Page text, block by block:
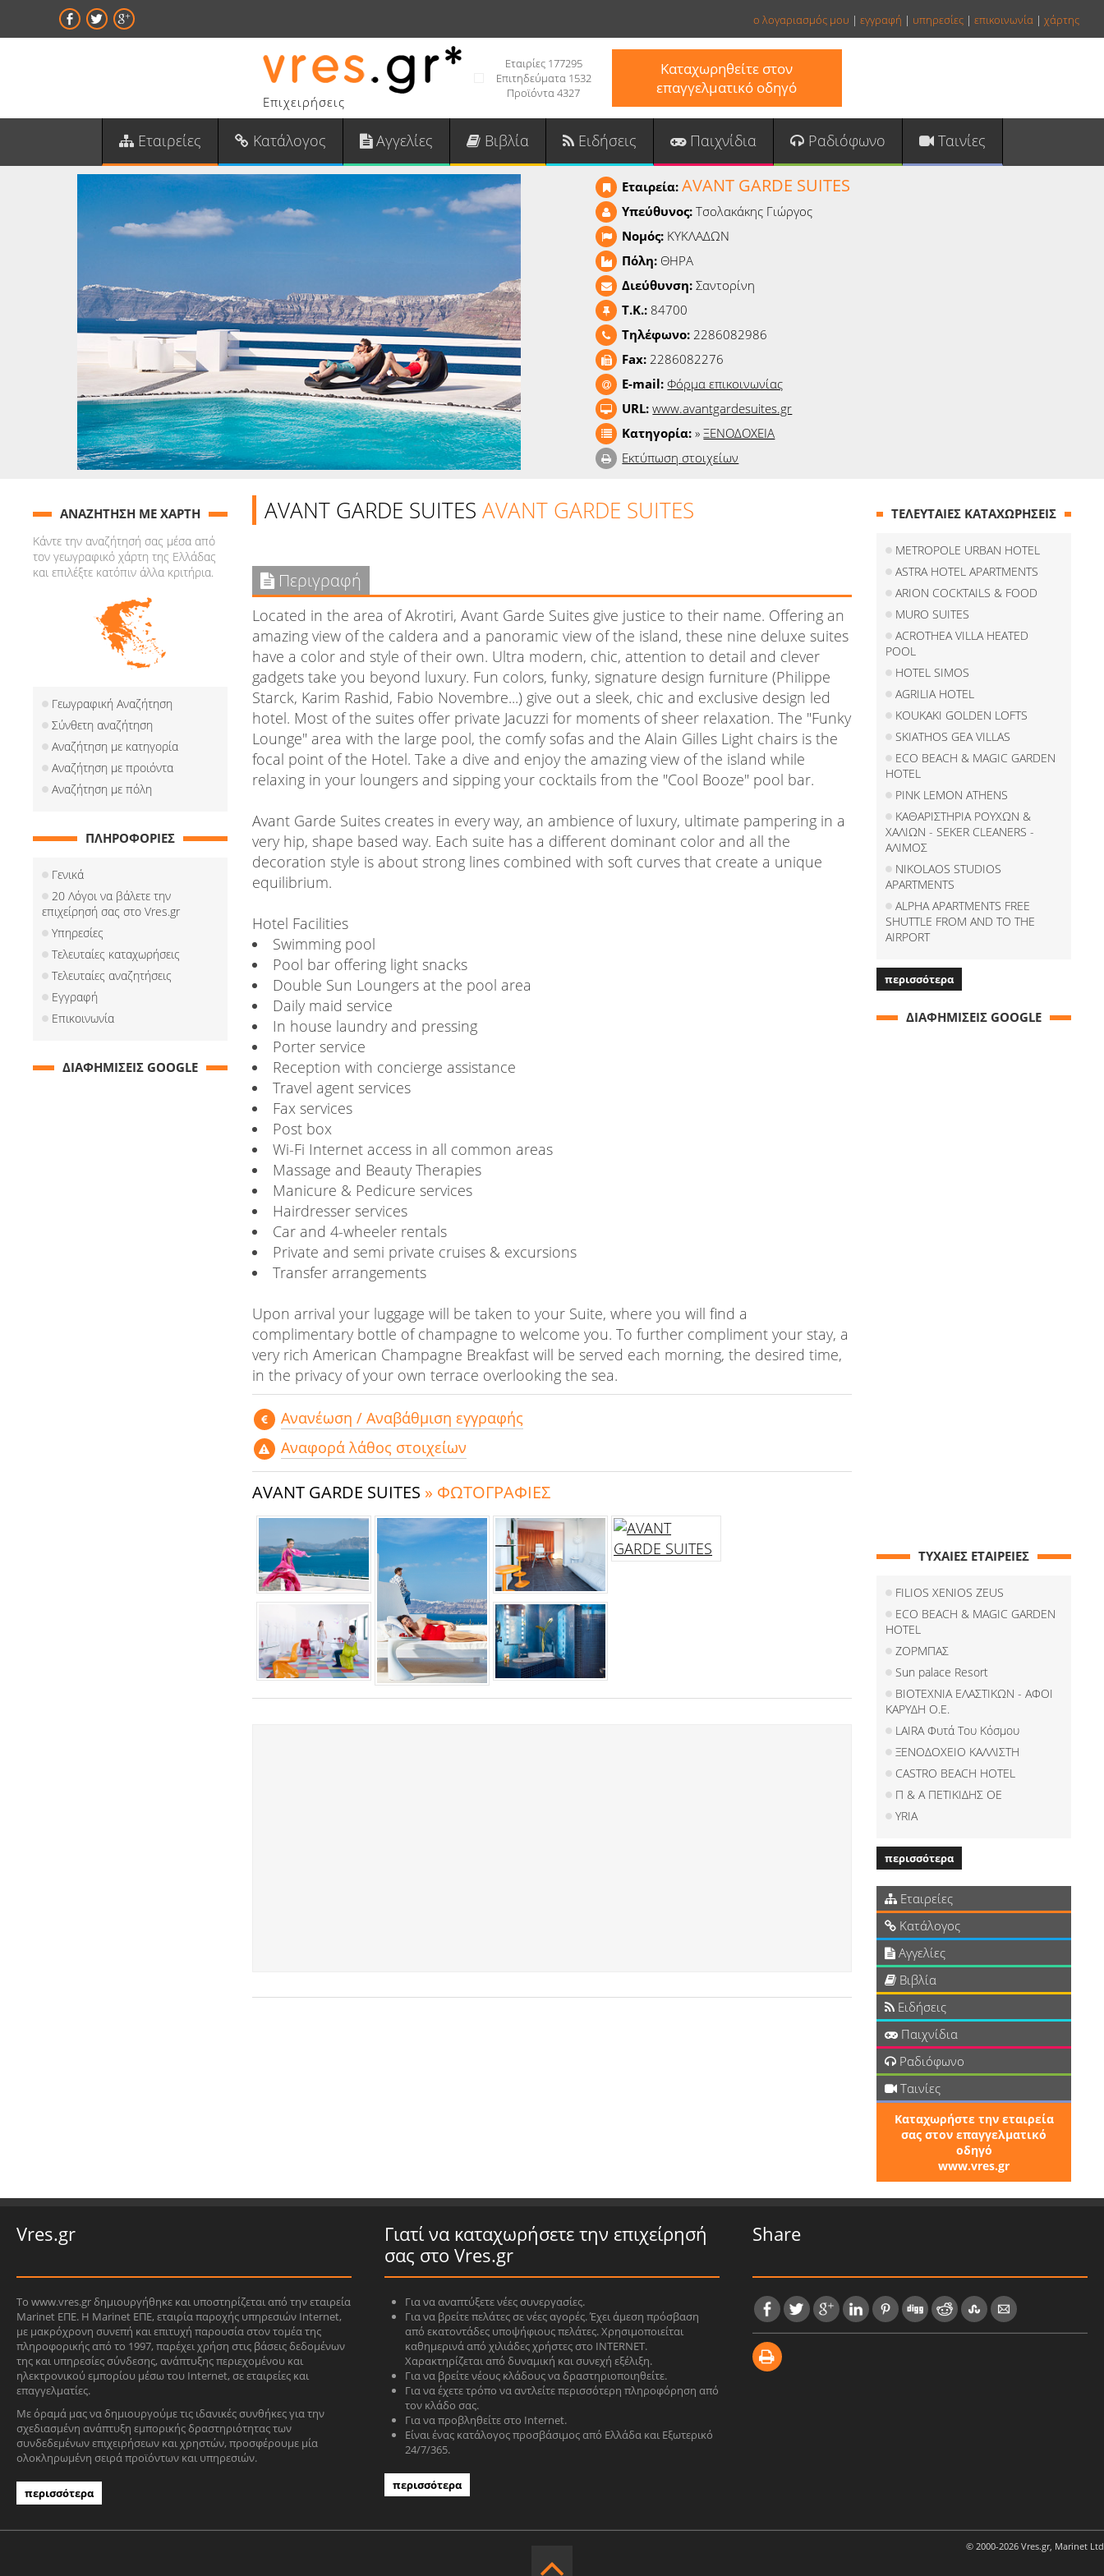
ο λογαριασμός μου | εγγραφή | υπηρεσίες | επικοινωνία | χάρτης
Επιχειρήσεις
Εταιρίες 177295
Επιτηδεύματα 1532
Προϊόντα 4327
Καταχωρηθείτε στον
επαγγελματικό οδηγό
Εταιρείες Κατάλογος Αγγελίες Βιβλία Ειδήσεις Παιχνίδια Ραδιόφωνο Ταινίες
Εταιρεία:AVANT GARDE SUITES
Υπεύθυνος:Τσολακάκης Γιώργος
Νομός: ΚΥΚΛΑΔΩΝ
Πόλη: ΘΗΡΑ
Διεύθυνση:Σαντορίνη
T.K.: 84700
Τηλέφωνο:2286082986
Fax:2286082276
E-mail:Φόρμα επικοινωνίας
URL:www.avantgardesuites.gr
Κατηγορία:»ΞΕΝΟΔΟΧΕΙΑ
Εκτύπωση στοιχείων
AVANT GARDE SUITES AVANT GARDE SUITES
Περιγραφή
Located in the area of Akrotiri, Avant Garde Suites give justice to their name. Offering an
amazing view of the caldera and a panoramic view of the island, these nine deluxe suites
have a color and style of their own. Ultra modern, chic, attention to detail and clever
gadgets take you beyond luxury. Fun colors, funky, signature design furniture (Philippe
Starck, Karim Rashid, Fabio Novembre...) give out a sleek, chic and exclusive design led
hotel. Most of the suites offer private Jacuzzi for moments of sheer relaxation. The "Funky
Lounge" area with the large pool, the comfy sofas and the Alain Gilles Light chairs is the
focal point of the Hotel. Take a dive and enjoy the amazing view of the island while
relaxing in your loungers and sipping your cocktails from the "Cool Booze" pool bar.
Avant Garde Suites creates in every way, an ambience of luxury, ultimate pampering in a
very hip, shape based way. Each suite has a different dominant color and all the
decoration style is about strong lines combined with soft curves that create a unique
equilibrium.
Hotel Facilities
Swimming pool
Pool bar offering light snacks
Double Sun Loungers at the pool area
Daily maid service
In house laundry and pressing
Porter service
Reception with concierge assistance
Travel agent services
Fax services
Post box
Wi-Fi Internet access in all common areas
Massage and Beauty Therapies
Manicure & Pedicure services
Hairdresser services
Car and 4-wheeler rentals
Private and semi private cruises & excursions
Transfer arrangements
Upon arrival your luggage will be taken to your Suite, where you will find a
complimentary bottle of champagne to welcome you. To further compliment your stay, a
very rich American Champagne Breakfast will be served each morning, the desired time,
in the privacy of your own terrace overlooking the sea.
Aνανέωση / Αναβάθμιση εγγραφής
Αναφορά λάθος στοιχείων
AVANT GARDE SUITES » ΦΩΤΟΓΡΑΦΙΕΣ
ΑΝΑΖΗΤΗΣΗ ΜΕ ΧΑΡΤΗ
Κάντε την αναζήτησή σας μέσα από
τον γεωγραφικό χάρτη της Ελλάδας
και επιλέξτε κατόπιν άλλα κριτήρια.
Γεωγραφική Αναζήτηση
Σύνθετη αναζήτηση
Αναζήτηση με κατηγορία
Αναζήτηση με προιόντα
Αναζήτηση με πόλη
ΠΛΗΡΟΦΟΡΙΕΣ
Γενικά
20 Λόγοι να βάλετε την
επιχείρησή σας στο Vres.gr
Υπηρεσίες
Τελευταίες καταχωρήσεις
Τελευταίες αναζητήσεις
Εγγραφή
Επικοινωνία
ΔΙΑΦΗΜΙΣΕΙΣ GOOGLE
ΤΕΛΕΥΤΑΙΕΣ ΚΑΤΑΧΩΡΗΣΕΙΣ
METROPOLE URBAN HOTEL
ASTRA HOTEL APARTMENTS
ARION COCKTAILS & FOOD
MURO SUITES
ACROTHEA VILLA HEATED
POOL
HOTEL SIMOS
AGRILIA HOTEL
KOUKAKI GOLDEN LOFTS
SKIATHOS GEA VILLAS
ECO BEACH & MAGIC GARDEN
HOTEL
PINK LEMON ATHENS
ΚΑΘΑΡΙΣΤΗΡΙΑ ΡΟΥΧΩΝ &
ΧΑΛΙΩΝ - SEKER CLEANERS -
ΑΛΙΜΟΣ
NIKOLAOS STUDIOS
APARTMENTS
ALPHA APARTMENTS FREE
SHUTTLE FROM AND TO THE
AIRPORT
περισσότερα
ΔΙΑΦΗΜΙΣΕΙΣ GOOGLE
ΤΥΧΑΙΕΣ ΕΤΑΙΡΕΙΕΣ
FILIOS XENIOS ZEUS
ECO BEACH & MAGIC GARDEN
HOTEL
ΖΟΡΜΠΑΣ
Sun palace Resort
ΒΙΟΤΕΧΝΙΑ ΕΛΑΣΤΙΚΩΝ - ΑΦΟΙ
ΚΑΡΥΔΗ Ο.Ε.
LAIRA Φυτά Του Κόσμου
ΞΕΝΟΔΟΧΕΙΟ ΚΑΛΛΙΣΤΗ
CASTRO BEACH HOTEL
Π & Α ΠΕΤΙΚΙΔΗΣ ΟΕ
YRIA
περισσότερα
Εταιρείες
Κατάλογος
Αγγελίες
Βιβλία
Ειδήσεις
Παιχνίδια
Ραδιόφωνο
Ταινίες
Καταχωρήστε την εταιρεία
σας στον επαγγελματικό
οδηγό
www.vres.gr
Vres.gr
Το www.vres.gr δημιουργήθηκε και υποστηρίζεται από την εταιρεία
Marinet ΕΠΕ. Η Marinet ΕΠΕ, εταιρία παροχής υπηρεσιών Internet,
με μακρόχρονη συνεπή και επιτυχή παρουσία στον τομέα της
πληροφορικής από το 1997, παρέχει χρήση στις βάσεις δεδομένων
της και υπηρεσίες σύνδεσης, ανάπτυξης περιεχομένου και
ηλεκτρονικού εμπορίου μέσω του Internet, σε εταιρείες και
επαγγελματίες.
Με όραμά μας να δημιουργούμε τις ιδανικές συνθήκες για την
σχεδιασμένη ανάπτυξη εμπορικής δραστηριότητας των
συνδεδεμένων επιχειρήσεων και χρηστών, προσφέρουμε μία
ολοκληρωμένη σειρά προϊόντων και υπηρεσιών.
περισσότερα
Γιατί να καταχωρήσετε την επιχείρησή
σας στο Vres.gr
Για να αναπτύξετε νέες συνεργασίες.
Για να βρείτε πελάτες σε νέες αγορές. Έχει άμεση πρόσβαση
από εκατοντάδες υποψήφιους πελάτες. Χρησιμοποιείται
καθημερινά από χιλιάδες χρήστες στο INTERNET.
Χαρακτηρίζεται από δυναμική και συνεχή εξέλιξη.
Για να βρείτε νέους κλάδους να δραστηριοποιηθείτε.
Για να έχετε τρόπο να αντλείτε περισσότερη πληροφόρηση από
τον κλάδο σας.
Για να προβληθείτε στο Internet.
Είναι ένας κατάλογος προσβάσιμος από Ελλάδα και Εξωτερικό
24/7/365.
περισσότερα
Share
© 2000-2026 Vres.gr, Marinet Ltd